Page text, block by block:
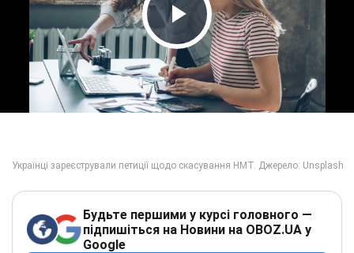
Play Video
Будьте першими у курсі головного —
підпишіться на Новини на OBOZ.UA у
Google